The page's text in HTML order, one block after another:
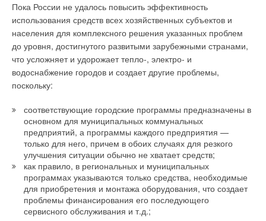
Пока России не удалось повысить эффективность
использования средств всех хозяйственных субъектов и
населения для комплексного решения указанных проблем
до уровня, достигнутого развитыми зарубежными странами,
что усложняет и удорожает тепло-, электро- и
водоснабжение городов и создает другие проблемы,
поскольку:
соответствующие городские программы предназначены в
основном для муниципальных коммунальных
предприятий, а программы каждого предприятия —
только для него, причем в обоих случаях для резкого
улучшения ситуации обычно не хватает средств;
как правило, в региональных и муниципальных
программах указываются только средства, необходимые
для приобретения и монтажа оборудования, что создает
проблемы финансирования его последующего
сервисного обслуживания и т.д.;